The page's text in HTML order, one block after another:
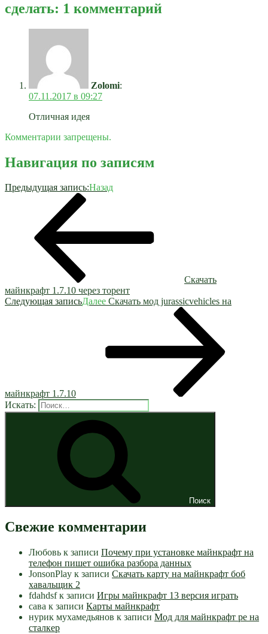
сделать: 1 комментарий
Zolomi:
07.11.2017 в 09:27
Отличная идея
Комментарии запрещены.
Навигация по записям
Предыдущая запись:Назад
Скачать
майнкрафт 1.7.10 через торент
Следующая записьДалее Скачать мод jurassicvehicles на
майнкрафт 1.7.10
Искать:
Поиск
Свежие комментарии
Любовь к записи Почему при установке майнкрафт на
телефон пишет ошибка разбора данных
JonsonPlay к записи Скачать карту на майнкрафт боб
хавальщик 2
fdahdsfк записи Игры майнкрафт 13 версия играть
сава к записи Карты майнкрафт
нурик мухамедьянов к записи Мод для майнкрафт pe на
сталкер